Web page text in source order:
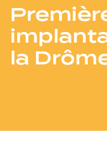
Je cherche
J’ai moins de
Je suis salarié
la